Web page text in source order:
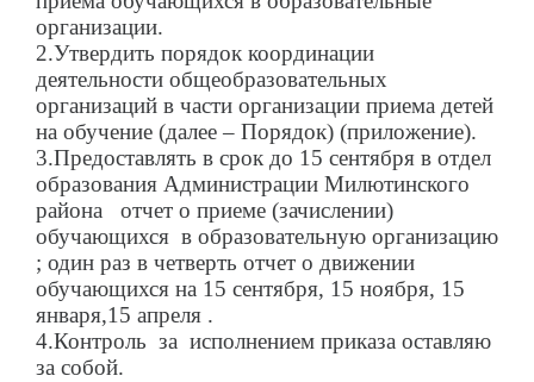
организации.
2.Утвердить порядок координации
деятельности общеобразовательных
организаций в части организации приема детей
на обучение (далее – Порядок) (приложение).
3.Предоставлять в срок до 15 сентября в отдел
образования Администрации Милютинского
района отчет о приеме (зачислении)
обучающихся в образовательную организацию
; один раз в четверть отчет о движении
обучающихся на 15 сентября, 15 ноября, 15
января,15 апреля .
4.Контроль за исполнением приказа оставляю
за собой.